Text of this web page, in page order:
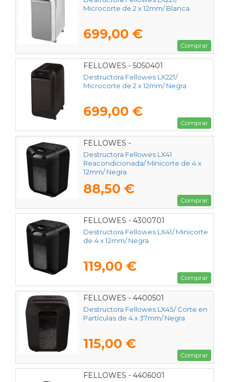
Microcorte de 2 x 12mm/ Blanca
699,00 €
Comprar
FELLOWES - 5050401
Destructora Fellowes LX221/
Microcorte de 2 x 12mm/ Negra
699,00 €
Comprar
FELLOWES -
Destructora Fellowes LX41
Reacondicionada/ Minicorte de 4 x
12mm/ Negra
88,50 €
Comprar
FELLOWES - 4300701
Destructora Fellowes LX41/ Minicorte
de 4 x 12mm/ Negra
119,00 €
Comprar
FELLOWES - 4400501
Destructora Fellowes LX45/ Corte en
Partículas de 4 x 37mm/ Negra
115,00 €
Comprar
FELLOWES - 4406001